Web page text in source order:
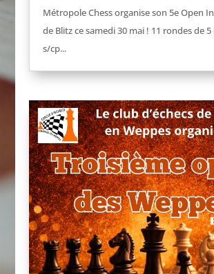
Métropole Chess organise son 5e Open
de Blitz ce samedi 30 mai ! 11 rondes de 5
s/cp...